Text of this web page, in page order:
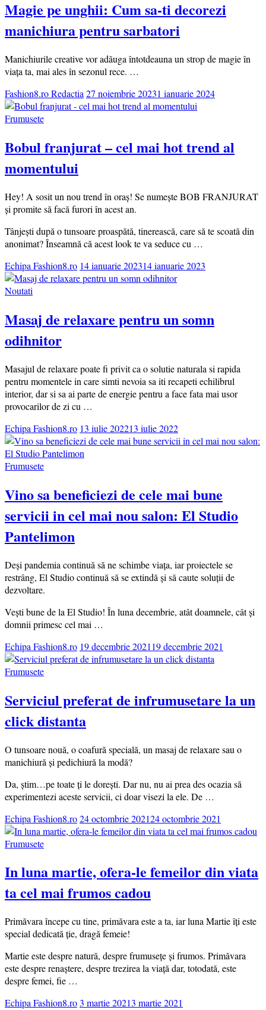
Magie pe unghii: Cum sa-ti decorezi
manichiura pentru sarbatori
Manichiurile creative vor adăuga întotdeauna un strop de magie în
viața ta, mai ales în sezonul rece. …
Fashion8.ro Redactia27 noiembrie 20231 ianuarie 2024
Frumusete
Bobul franjurat – cel mai hot trend al
momentului
Hey! A sosit un nou trend în oraș! Se numește BOB FRANJURAT
și promite să facă furori în acest an.
Tânjești după o tunsoare proaspătă, tinerească, care să te scoată din
anonimat? Înseamnă că acest look te va seduce cu …
Echipa Fashion8.ro 14 ianuarie 202314 ianuarie 2023
Noutati
Masaj de relaxare pentru un somn
odihnitor
Masajul de relaxare poate fi privit ca o solutie naturala si rapida
pentru momentele in care simti nevoia sa iti recapeti echilibrul
interior, dar si sa ai parte de energie pentru a face fata mai usor
provocarilor de zi cu …
Echipa Fashion8.ro 13 iulie 202213 iulie 2022
Frumusete
Vino sa beneficiezi de cele mai bune
servicii in cel mai nou salon: El Studio
Pantelimon
Deși pandemia continuă să ne schimbe viața, iar proiectele se
restrâng, El Studio continuă să se extindă și să caute soluții de
dezvoltare.
Vești bune de la El Studio! În luna decembrie, atât doamnele, cât și
domnii primesc cel mai …
Echipa Fashion8.ro 19 decembrie 2021 19 decembrie 2021
Frumusete
Serviciul preferat de infrumusetare la un
click distanta
O tunsoare nouă, o coafură specială, un masaj de relaxare sau o
manichiură și pedichiură la modă?
Da, știm…pe toate ți le dorești. Dar nu, nu ai prea des ocazia să
experimentezi aceste servicii, ci doar visezi la ele. De …
Echipa Fashion8.ro24 octombrie 202124 octombrie 2021
Frumusete
In luna martie, ofera-le femeilor din viata
ta cel mai frumos cadou
Primăvara începe cu tine, primăvara este a ta, iar luna Martie îți este
special dedicată ție, dragă femeie!
Martie este despre natură, despre frumusețe și frumos. Primăvara
este despre renaștere, despre trezirea la viață dar, totodată, este
despre femei, fie …
Echipa Fashion8.ro3 martie 20213 martie 2021